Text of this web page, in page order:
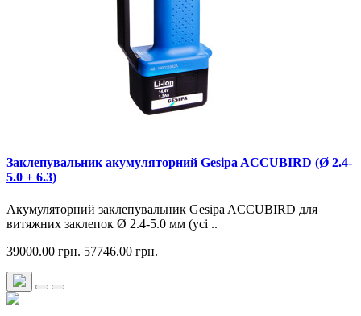
Заклепувальник акумуляторний Gesipa ACCUBIRD (Ø 2.4-
5.0 + 6.3)
Акумуляторний заклепувальник Gesipa ACCUBIRD для
витяжних заклепок Ø 2.4-5.0 мм (усі ..
39000.00 грн. 57746.00 грн.